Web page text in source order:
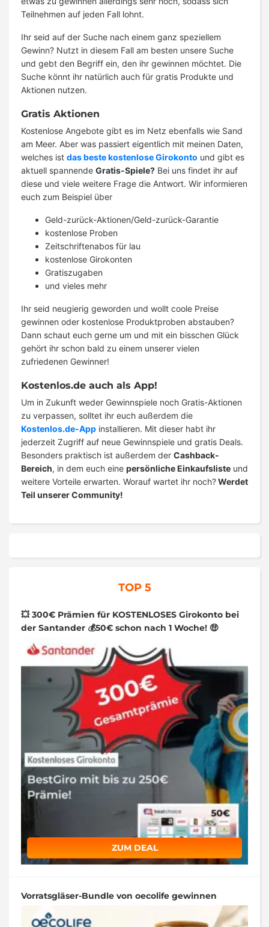
Teilnehmen auf jeden Fall lohnt.
Ihr seid auf der Suche nach einem ganz speziellem
Gewinn? Nutzt in diesem Fall am besten unsere Suche
und gebt den Begriff ein, den ihr gewinnen möchtet. Die
Suche könnt ihr natürlich auch für gratis Produkte und
Aktionen nutzen.
Gratis Aktionen
Kostenlose Angebote gibt es im Netz ebenfalls wie Sand
am Meer. Aber was passiert eigentlich mit meinen Daten,
welches ist das beste kostenlose Girokonto und gibt es
aktuell spannende Gratis-Spiele? Bei uns findet ihr auf
diese und viele weitere Frage die Antwort. Wir informieren
euch zum Beispiel über
Geld-zurück-Aktionen/Geld-zurück-Garantie
kostenlose Proben
Zeitschriftenabos für lau
kostenlose Girokonten
Gratiszugaben
und vieles mehr
Ihr seid neugierig geworden und wollt coole Preise
gewinnen oder kostenlose Produktproben abstauben?
Dann schaut euch gerne um und mit ein bisschen Glück
gehört ihr schon bald zu einem unserer vielen
zufriedenen Gewinner!
Kostenlos.de auch als App!
Um in Zukunft weder Gewinnspiele noch Gratis-Aktionen
zu verpassen, solltet ihr euch außerdem die
Kostenlos.de-App installieren. Mit dieser habt ihr
jederzeit Zugriff auf neue Gewinnspiele und gratis Deals.
Besonders praktisch ist außerdem der Cashback-
Bereich, in dem euch eine persönliche Einkaufsliste und
weitere Vorteile erwarten. Worauf wartet ihr noch?Werdet
Teil unserer Community!
TOP 5
💥 300€ Prämien für KOSTENLOSES Girokonto bei
der Santander 💰50€ schon nach 1 Woche! 🤑
ZUM DEAL
Vorratsgläser-Bundle von oecolife gewinnen